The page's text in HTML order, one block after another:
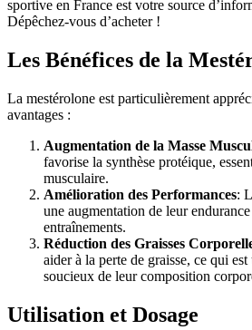
sportive en France est votre source
Dépêchez-vous d’acheter !
Les Bénéfices de la
La mestérolone est particulièrement
avantages :
Augmentation de la Masse
favorise la synthèse protéique,
musculaire.
Amélioration des Performances:
une augmentation de leur
entraînements.
Réduction des Graisses
aider à la perte de graisse, ce qui
soucieux de leur composition
Utilisation et Dosage